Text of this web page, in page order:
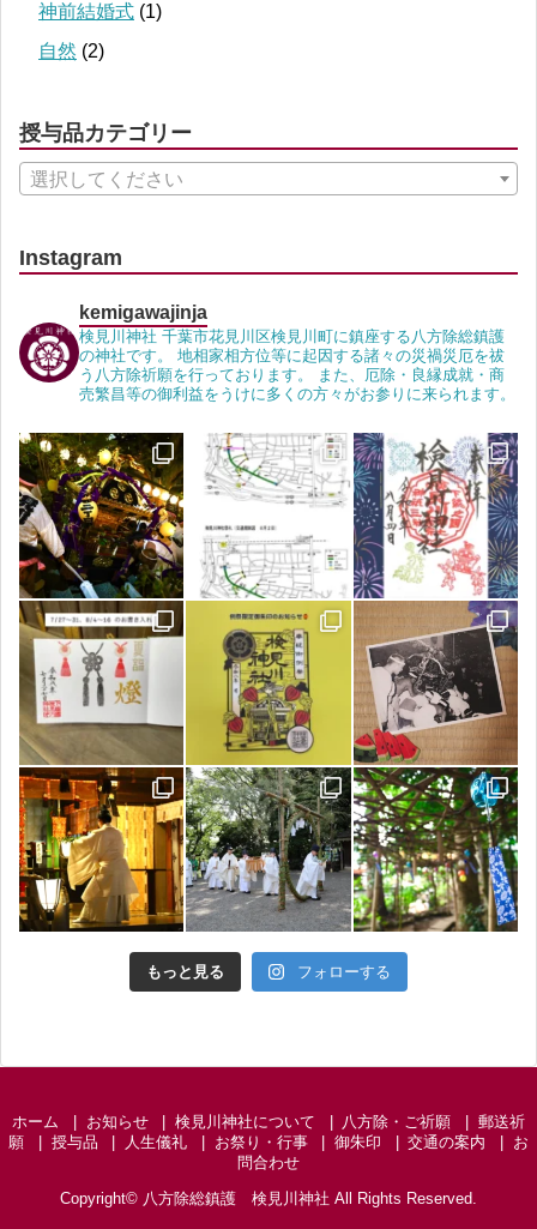
神前結婚式 (1)
自然 (2)
授与品カテゴリー
選択してください
Instagram
kemigawajinja
検見川神社 千葉市花見川区検見川町に鎮座する八方除総鎮護
の神社です。 地相家相方位等に起因する諸々の災禍災厄を祓
う八方除祈願を行っております。 また、厄除・良縁成就・商
売繁昌等の御利益をうけに多くの方々がお参りに来られます。
もっと見る フォローする
ホーム お知らせ 検見川神社について 八方除・ご祈願
郵送祈
願
授与品 人生儀礼 お祭り・行事 御朱印 交通の案内
お
問合わせ
Copyright© 八方除総鎮護 検見川神社 All Rights Reserved.